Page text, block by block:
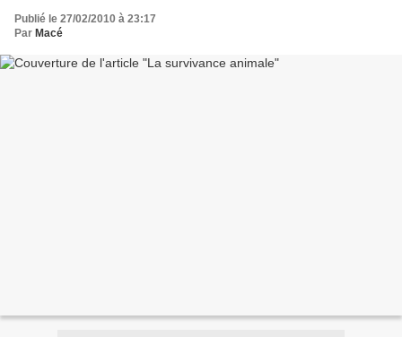
Publié le 27/02/2010 à 23:17
Par Macé